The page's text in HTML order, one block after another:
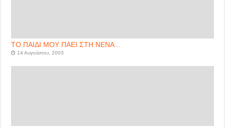
ΤΟ ΠΑΙΔΙ ΜΟΥ ΠΑΕΙ ΣΤΗ ΝΕΝΑ ..
14 Αυγούστου, 2003